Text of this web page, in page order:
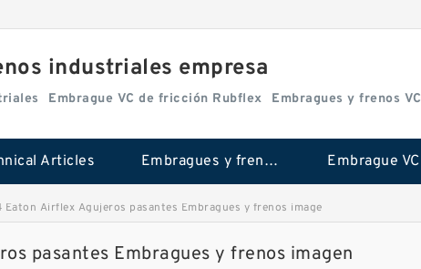
industriales empresa
Embrague VC de fricción Rubflex Embragues y frenos VC
Articles Embragues y frenos industriales
Eaton Airflex Agujeros pasantes Embragues y frenos image
pasantes Embragues y frenos imagen